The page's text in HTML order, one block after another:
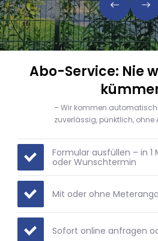
Abo-Service: Nie
– Wir kommen
zuverlässig, pünktlich, ohne
Formular ausfüllen – in
oder Wunschtermin
Mit oder ohne
Sofort online anfragen